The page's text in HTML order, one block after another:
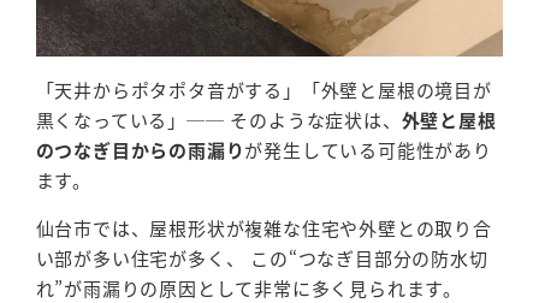
「天井からポタポタ音がする」「外壁と屋根の境目が
黒くなっている」── そのような症状は、 外壁と屋根
のつなぎ目からの雨漏りが発生している可能性があり
ます。
仙台市では、屋根形状が複雑な住宅や外壁との取り合
い部が多い住宅が多く、 この“つなぎ目部分の防水切
れ”が雨漏りの原因として非常に多く見られます。